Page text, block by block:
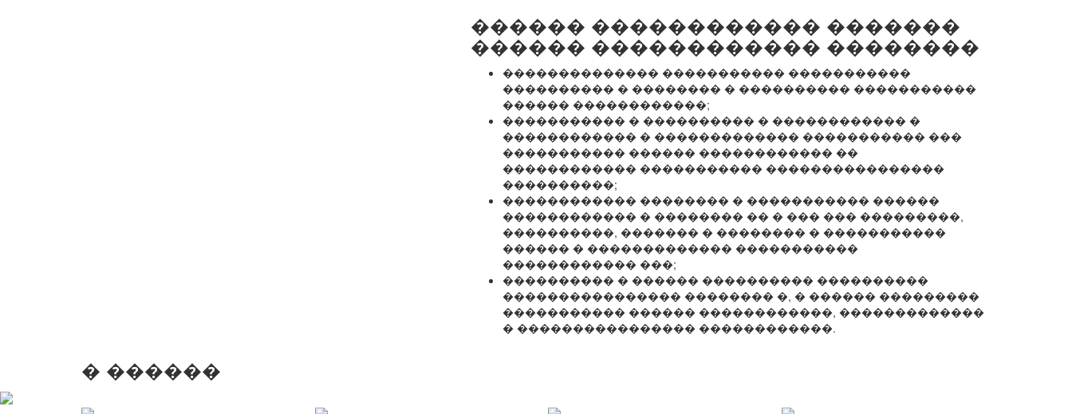
������ ������������ �������
������ ������������ ��������
�������������� ����������� �����������
���������� � �������� � ���������� �����������
������ ������������;
����������� � ���������� � ������������ �
������������ � ������������� ����������� ���
����������� ������ ������������ ��
������������ ����������� ����������������
����������;
������������ �������� � ����������� ������
������������ � �������� �� � ��� ��� ���������,
����������, ������� � �������� � �����������
������ � ������������� �����������
������������ ���;
���������� � ������ ���������� ����������
���������������� �������� �, � ������ ���������
����������� ������ ������������, �������������
� ���������������� ������������.
� ������